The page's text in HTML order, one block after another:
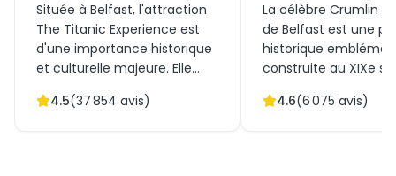
Située à Belfast, l'attraction
The Titanic Experience est
d'une importance historique
et culturelle majeure. Elle
paquebot Titanic, construit
4.5(37 854 avis)
La célèbre Crumlin
de Belfast est une
historique
construite au XIXe
tumultueuse de
4.6(6 075 avis)